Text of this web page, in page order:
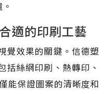
適的印刷工藝
覺效果的關鍵。信德塑
括絲網印刷、熱轉印、
能保證圖案的清晰度和